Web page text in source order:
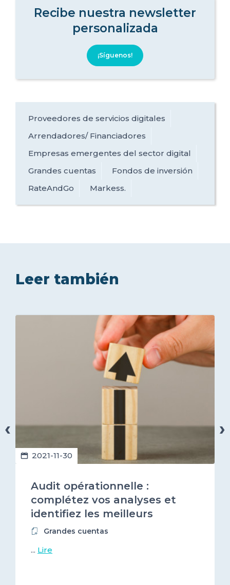
Recibe nuestra newsletter
personalizada
¡Síguenos!
Proveedores de servicios digitales
Arrendadores/ Financiadores
Empresas emergentes del sector digital
Grandes cuentas
Fondos de inversión
RateAndGo
Markess.
Leer también
2021-11-30
Audit opérationnelle :
complétez vos analyses et
identifiez les meilleurs
prestataires numériques !
Grandes cuentas
... Lire
‹ ›